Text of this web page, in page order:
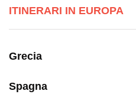
ITINERARI IN EUROPA
Grecia
Spagna